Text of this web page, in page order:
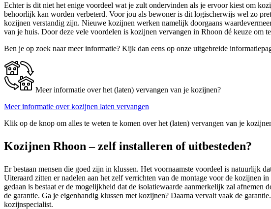
Echter is dit niet het enige voordeel wat je zult ondervinden als je ervoor kiest om
behoorlijk kan worden verbeterd. Voor jou als bewoner is dit logischerwijs wel zo
kozijnen verstandig zijn. Nieuwe kozijnen werken namelijk doorgaans
van je huis. Door deze vele voordelen is kozijnen vervangen in Rhoon dé keuze om
Ben je op zoek naar meer informatie? Kijk dan eens op onze uitgebreide
Meer informatie over het (laten) vervangen van je kozijnen?
Meer informatie over kozijnen laten vervangen
Klik op de knop om alles te weten te komen over het (laten) vervangen van je
Kozijnen Rhoon – zelf installeren of uitbesteden?
Er bestaan mensen die goed zijn in klussen. Het voornaamste voordeel is natuurlijk
Uiteraard zitten er nadelen aan het zelf verrichten van de montage voor de kozijnen
gedaan is bestaat er de mogelijkheid dat de isolatiewaarde aanmerkelijk zal
de garantie. Ga je eigenhandig klussen met kozijnen? Daarna vervalt vaak de
kozijnspecialist.